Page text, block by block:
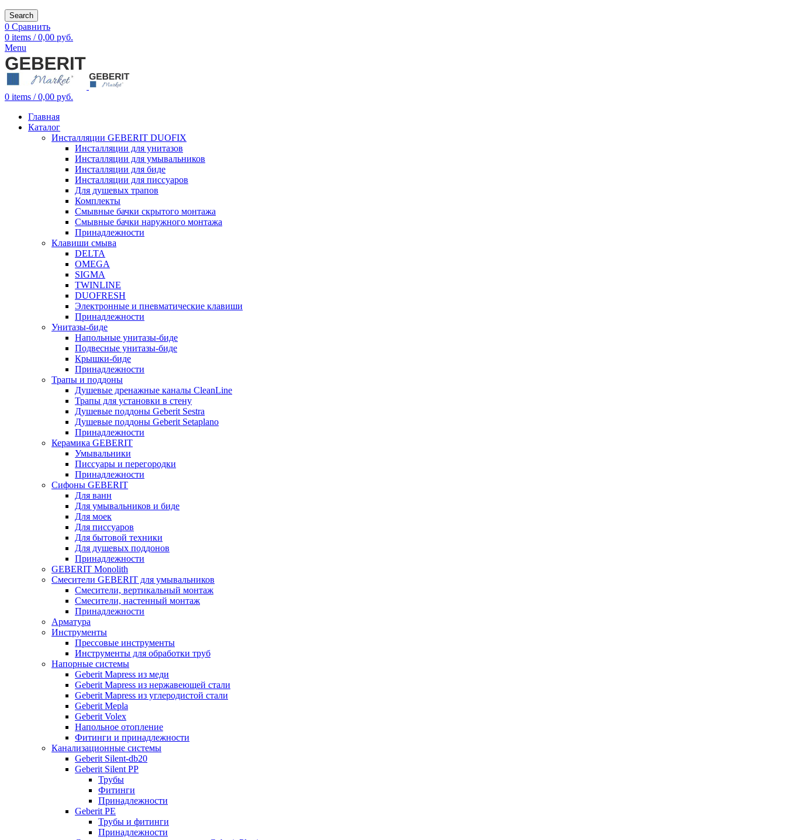
Search
0 Сравнить
0 items / 0,00 руб.
Menu
0 items / 0,00 руб.
Главная
Каталог
Инсталляции GEBERIT DUOFIX
Инсталляции для унитазов
Инсталляции для умывальников
Инсталляции для биде
Инсталляции для писсуаров
Для душевых трапов
Комплекты
Смывные бачки скрытого монтажа
Смывные бачки наружного монтажа
Принадлежности
Клавиши смыва
DELTA
OMEGA
SIGMA
TWINLINE
DUOFRESH
Электронные и пневматические клавиши
Принадлежности
Унитазы-биде
Напольные унитазы-биде
Подвесные унитазы-биде
Крышки-биде
Принадлежности
Трапы и поддоны
Душевые дренажные каналы CleanLine
Трапы для установки в стену
Душевые поддоны Geberit Sestra
Душевые поддоны Geberit Setaplano
Принадлежности
Керамика GEBERIT
Умывальники
Писсуары и перегородки
Принадлежности
Сифоны GEBERIT
Для ванн
Для умывальников и биде
Для моек
Для писсуаров
Для бытовой техники
Для душевых поддонов
Принадлежности
GEBERIT Monolith
Смесители GEBERIT для умывальников
Смесители, вертикальный монтаж
Смесители, настенный монтаж
Принадлежности
Арматура
Инструменты
Прессовые инструменты
Инструменты для обработки труб
Напорные системы
Geberit Mapress из меди
Geberit Mapress из нержавеющей стали
Geberit Mapress из углеродистой стали
Geberit Mepla
Geberit Volex
Напольное отопление
Фитинги и принадлежности
Канализационные системы
Geberit Silent-db20
Geberit Silent PP
Трубы
Фитинги
Принадлежности
Geberit PE
Трубы и фитинги
Принадлежности